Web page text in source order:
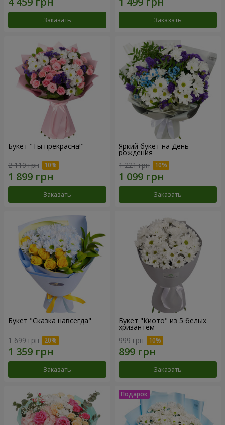
Заказать Заказать
Букет "Ты прекрасна!"
2 110 грн
Заказать
Яркий букет на День
рождения
1 221 грн
Заказать
Букет "Сказка навсегда"
1 699 грн
Заказать
Букет "Киото" из 5 белых
хризантем
999 грн
Заказать